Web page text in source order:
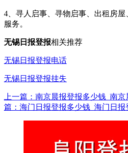
4、寻人启事、寻物启事、出租房
服务。
无锡日报登报相关推荐
无锡日报登报电话
无锡日报登报挂失
上一篇：南京晨报登报多少钱_南
篇：海门日报登报多少钱_海门日报